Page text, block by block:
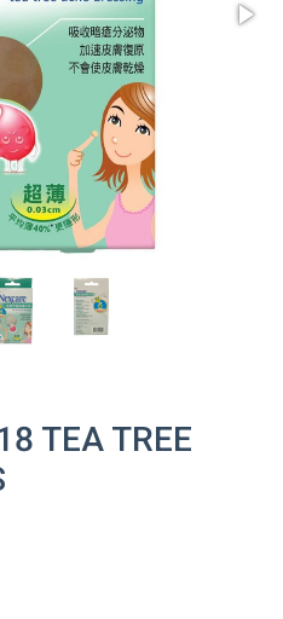
TEA TREE